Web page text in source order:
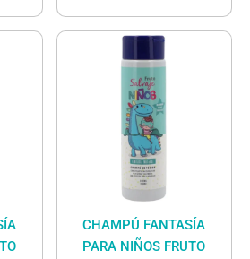
CHAMPÚ FANTASÍA
PARA NIÑOS FRUTO